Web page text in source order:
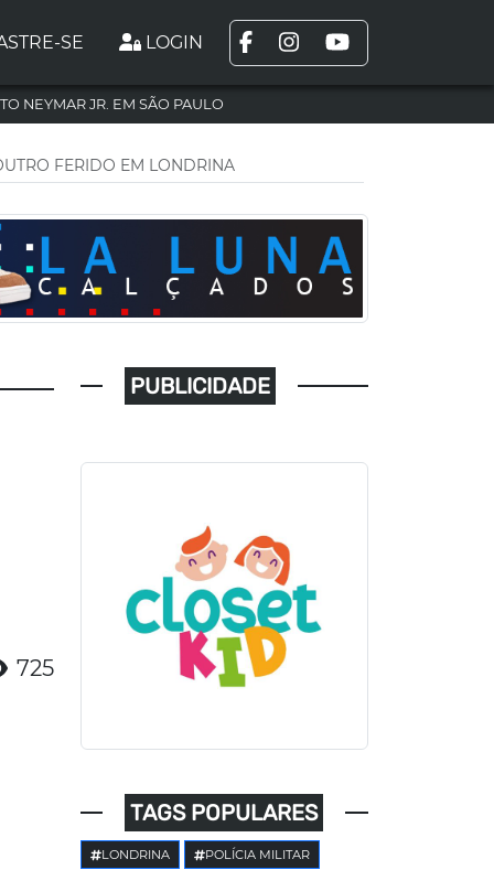
SE LOGIN
NEYMAR JR. EM SÃO PAULO
FERIDO EM LONDRINA
725
PUBLICIDADE
TAGS POPULARES
LONDRINA POLÍCIA MILITAR